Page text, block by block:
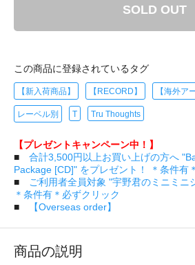
SOLD OUT
この商品に登録されているタグ
【新入荷商品】 【RECORD】 【海外ア
レーベル別 T Tru Thoughts
【プレゼントキャンペーン中！】
■ 合計3,500円以上お買い上げの方へ
Package [CD]" をプレゼント！ ＊条件有
■
ご利用者全員対象 "宇野君のミニミニ
＊条件有＊必ずクリック
■
【Overseas order】
商品の説明